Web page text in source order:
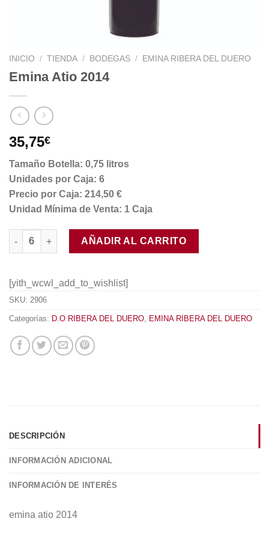
INICIO / TIENDA / BODEGAS / EMINA RIBERA DEL DUERO
Emina Atio 2014
35,75€
Tamaño Botella: 0,75 litros
Unidades por Caja: 6
Precio por Caja: 214,50 €
Unidad Mínima de Venta: 1 Caja
Emina Atio 2014 cantidad
AÑADIR AL CARRITO
[yith_wcwl_add_to_wishlist]
SKU: 2906
Categorías: D.O RIBERA DEL DUERO, EMINA RIBERA DEL DUERO
DESCRIPCIÓN
INFORMACIÓN ADICIONAL
INFORMACIÓN DE INTERÉS
emina atio 2014